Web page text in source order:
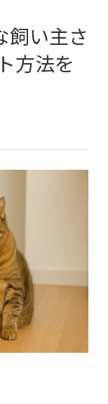
飼い主さ
方法を